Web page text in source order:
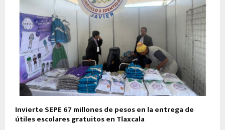
Invierte SEPE 67 millones de pesos en la entrega de
útiles escolares gratuitos en Tlaxcala